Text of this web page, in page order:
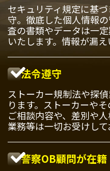
セキュリティ規定に基
守。徹底した個人情報
査の書類やデータは一
いたします。情報が漏え
法令遵守
ストーカー規制法や探
ります。ストーカーや
ご相談内容や、差別や
業務等は一切お受けして
警察OB顧問が在籍